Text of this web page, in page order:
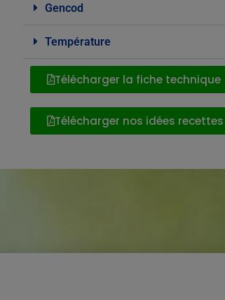
Gencod
Température
Télécharger la fiche technique
Télécharger nos idées recettes